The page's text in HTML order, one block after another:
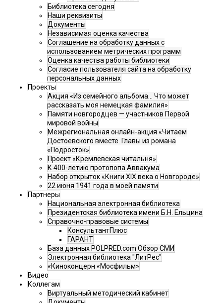
Библиотека сегодня
Наши реквизиты
Документы
Независимая оценка качества
Соглашение на обработку данных с
использованием метрических программ
Оценка качества работы библиотеки
Согласие пользователя сайта на обработку
персональных данных
Проекты
Акция «Из семейного альбома... Что может
рассказать моя немецкая фамилия»
Памяти новгородцев — участников Первой
мировой войны
Межрегиональная онлайн-акция «Читаем
Достоевского вместе. Главы из романа
«Подросток»
Проект «Кремлевская читальня»
К 400-летию протопопа Аввакума
Набор открыток «Книги XIX века о Новгороде»
22 июня 1941 года в моей памяти
Партнеры
Национальная электронная библиотека
Президентская библиотека имени Б.Н. Ельцина
Справочно-правовые системы
КонсультантПлюс
ГАРАНТ
База данных POLPRED.com Обзор СМИ
Электронная библиотека "ЛитРес"
«Киноконцерн «Мосфильм»
Видео
Коллегам
Виртуальный методический кабинет